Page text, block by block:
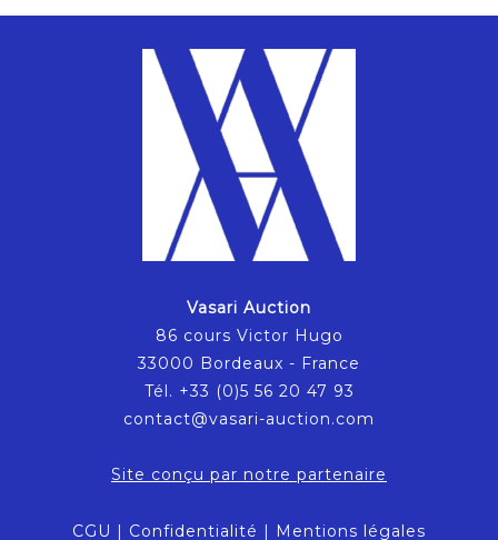
Vasari Auction
86 cours Victor Hugo
33000 Bordeaux - France
Tél. +33 (0)5 56 20 47 93
contact@vasari-auction.com
Site conçu par notre partenaire
CGU | Confidentialité | Mentions légales